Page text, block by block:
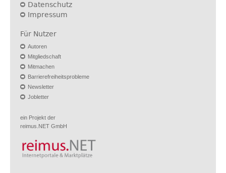
Datenschutz
Impressum
Für Nutzer
Autoren
Mitgliedschaft
Mitmachen
Barrierefreiheitsprobleme
Newsletter
Jobletter
ein Projekt der
reimus.NET GmbH